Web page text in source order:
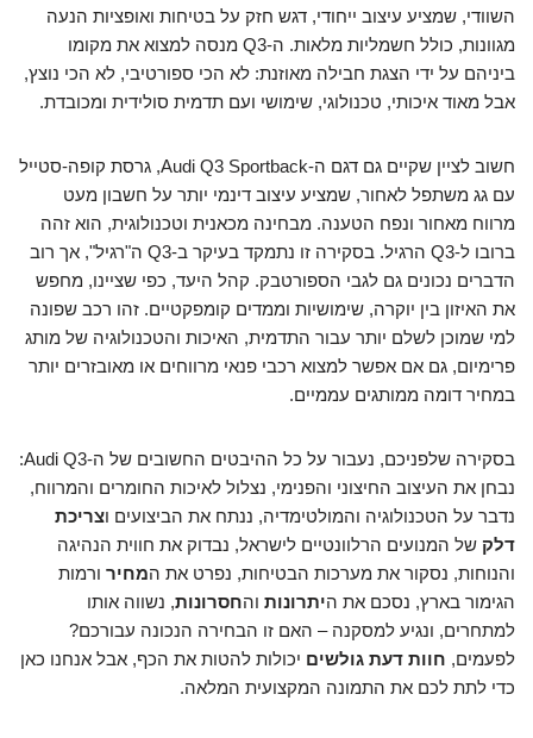
השוודי, שמציע עיצוב ייחודי, דגש חזק על בטיחות ואופציות הנעה
מגוונות, כולל חשמליות מלאות. ה-Q3 מנסה למצוא את מקומו
ביניהם על ידי הצגת חבילה מאוזנת: לא הכי ספורטיבי, לא הכי נוצץ,
אבל מאוד איכותי, טכנולוגי, שימושי ועם תדמית סולידית ומכובדת.
חשוב לציין שקיים גם דגם ה-Audi Q3 Sportback, גרסת קופה-סטייל
עם גג משתפל לאחור, שמציע עיצוב דינמי יותר על חשבון מעט
מרווח מאחור ונפח הטענה. מבחינה מכאנית וטכנולוגית, הוא זהה
ברובו ל-Q3 הרגיל. בסקירה זו נתמקד בעיקר ב-Q3 ה"רגיל", אך רוב
הדברים נכונים גם לגבי הספורטבק. קהל היעד, כפי שציינו, מחפש
את האיזון בין יוקרה, שימושיות וממדים קומפקטיים. זהו רכב שפונה
למי שמוכן לשלם יותר עבור התדמית, האיכות והטכנולוגיה של מותג
פרימיום, גם אם אפשר למצוא רכבי פנאי מרווחים או מאובזרים יותר
במחיר דומה ממותגים עממיים.
בסקירה שלפניכם, נעבור על כל ההיבטים החשובים של ה-Audi Q3:
נבחן את העיצוב החיצוני והפנימי, נצלול לאיכות החומרים והמרווח,
נדבר על הטכנולוגיה והמולטימדיה, ננתח את הביצועים וצריכת
דלק של המנועים הרלוונטיים לישראל, נבדוק את חווית הנהיגה
והנוחות, נסקור את מערכות הבטיחות, נפרט את המחיר ורמות
הגימור בארץ, נסכם את היתרונות והחסרונות, נשווה אותו
למתחרים, ונגיע למסקנה – האם זו הבחירה הנכונה עבורכם?
לפעמים, חוות דעת גולשים יכולות להטות את הכף, אבל אנחנו כאן
כדי לתת לכם את התמונה המקצועית המלאה.